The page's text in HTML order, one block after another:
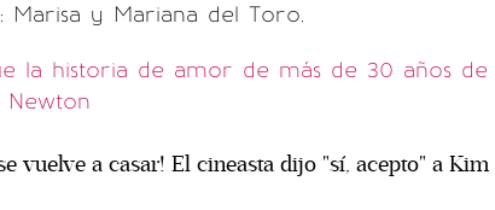
Marisa y Mariana del Toro.
la historia de amor de más de 30 años de